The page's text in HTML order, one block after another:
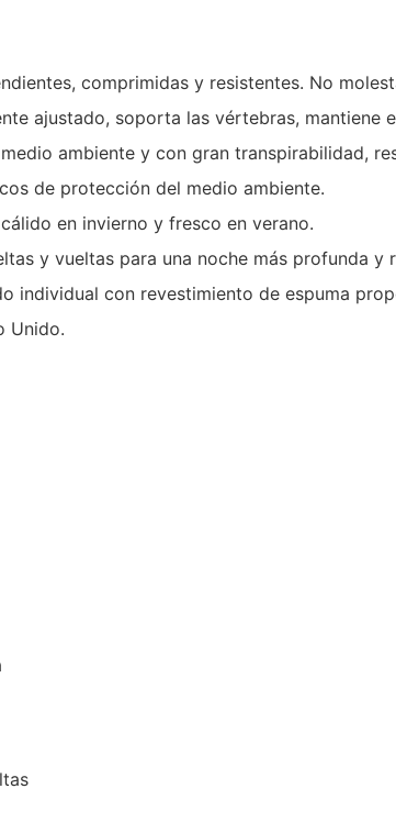
comprimidas y resistentes. No
ajustado, soporta las vértebras, mantiene
ambiente y con gran transpirabilidad,
de protección del medio ambiente.
en invierno y fresco en verano.
y vueltas para una noche más profunda y
con revestimiento de espuma
Unido.